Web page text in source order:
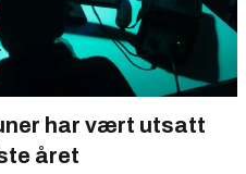
har vært utsatt
året